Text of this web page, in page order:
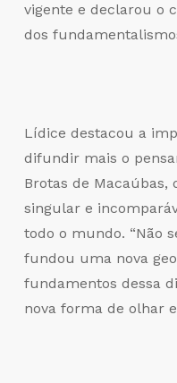
vigente e declarou o
dos
Lídice destacou a
difundir mais o
Brotas de
singular e
todo o mundo. “Não
fundou uma nova
fundamentos dessa
nova forma de olhar